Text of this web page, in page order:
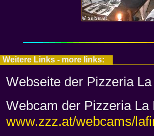
Weitere Links - more links:
Webseite der Pizzeria
Webcam der Pizzeria La
www.zzz.at/webcams/